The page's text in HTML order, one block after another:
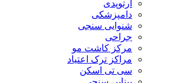
ارتوپدی
دامپزشکی
شنوایی سنجی
جراحی
مرکز کاشت مو
مراکز ترک اعتیاد
سی تی اسکن